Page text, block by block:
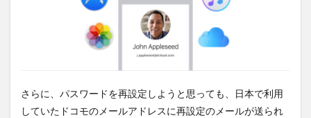
さらに、パスワードを再設定しようと思っても、日本で利用
していたドコモのメールアドレスに再設定のメールが送られ